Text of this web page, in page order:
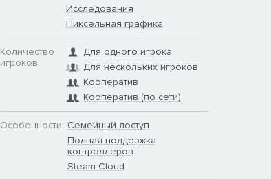
Исследования
Пиксельная графика
Количество
игроков:
Для одного игрока
Для нескольких игроков
Кооператив
Кооператив (по сети)
Особенности: Семейный доступ
Полная поддержка
контроллеров
Steam Cloud